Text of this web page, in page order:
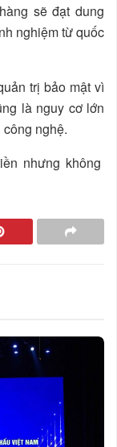
sẽ đạt dung
nghiệm từ quốc
trị bảo mật vì
là nguy cơ lớn
nghệ.
nhưng không